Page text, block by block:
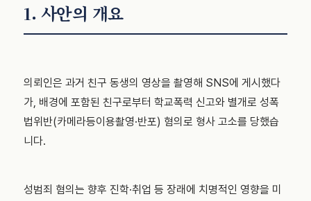
1. 사안의 개요
의뢰인은 과거 친구 동생의 영상을 촬영해 SNS에 게시했다
가, 배경에 포함된 친구로부터 학교폭력 신고와 별개로 성폭
법위반(카메라등이용촬영·반포) 혐의로 형사 고소를 당했습
니다.
성범죄 혐의는 향후 진학·취업 등 장래에 치명적인 영향을 미